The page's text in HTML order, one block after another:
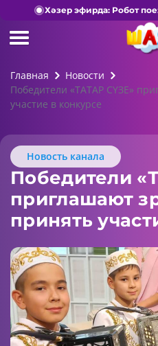
Хәзер эфирда: Робот
Главная
Новости
Победители «ТАТАР СҮЗЕ»
участие в конкурсе
Новость канала
Победители
приглашают
принять